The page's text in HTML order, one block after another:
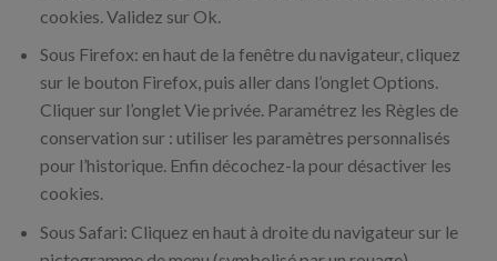
cookies. Validez sur Ok.
Sous Firefox: en haut de la fenêtre du navigateur, cliquez
sur le bouton Firefox, puis aller dans l’onglet Options.
Cliquer sur l’onglet Vie privée. Paramétrez les Règles de
conservation sur : utiliser les paramètres personnalisés
pour l’historique. Enfin décochez-la pour désactiver les
cookies.
Sous Safari: Cliquez en haut à droite du navigateur sur le